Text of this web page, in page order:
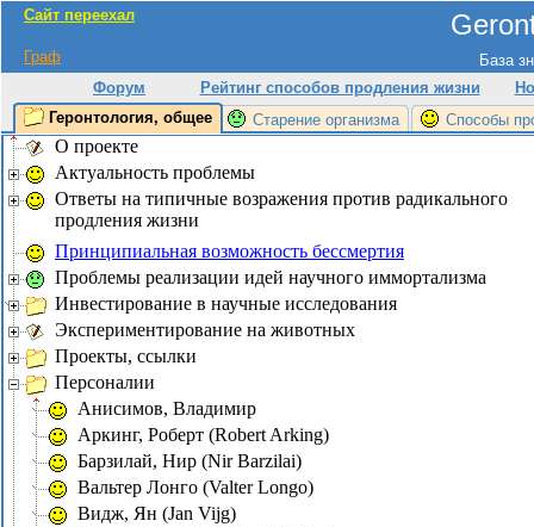
Сайт переехал
База
Граф
Форум
Рейтинг способов продления жизни
Геронтология, общее
Старение организма Способы
О проекте
Актуальность проблемы
Ответы на типичные возражения против радикального
продления жизни
Принципиальная возможность бессмертия
Проблемы реализации идей научного иммортализма
Инвестирование в научные исследования
Экспериментирование на животных
Проекты, ссылки
Персоналии
Анисимов, Владимир
Аркинг, Роберт (Robert Arking)
Барзилай, Нир (Nir Barzilai)
Вальтер Лонго (Valter Longo)
Видж, Ян (Jan Vijg)